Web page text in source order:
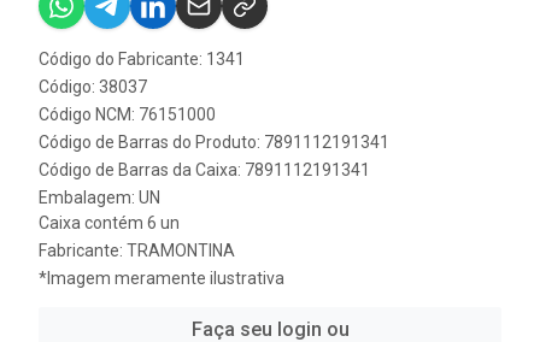
Código do Fabricante: 1341
Código: 38037
Código NCM: 76151000
Código de Barras do Produto: 7891112191341
Código de Barras da Caixa: 7891112191341
Embalagem: UN
Caixa contém 6 un
Fabricante: TRAMONTINA
*Imagem meramente ilustrativa
Faça seu login ou